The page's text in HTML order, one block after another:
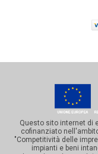
Questo sito internet di
cofinanziato nell'ambito
"Competitività delle
impianti e beni